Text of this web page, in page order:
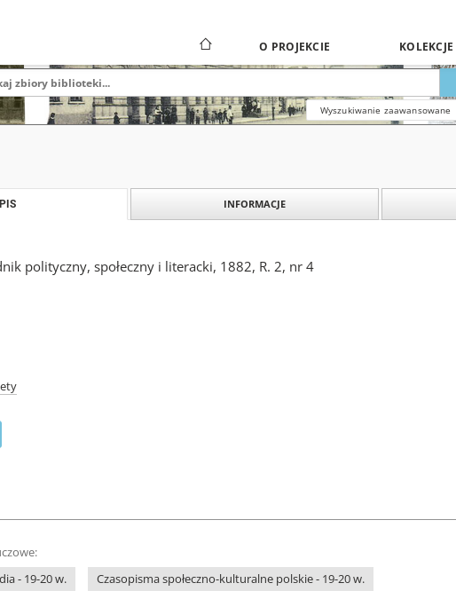
O PROJEKCIE KOLEKCJE
Wyszukiwanie zaawansowane
INFORMACJE
polityczny, społeczny i literacki, 1882, R. 2, nr 4
- 19-20 w.
Czasopisma społeczno-kulturalne polskie - 19-20 w.